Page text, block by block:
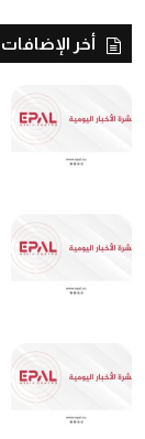
أخر الإضافات